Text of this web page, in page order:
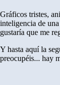
Gráficos tristes,
inteligencia de
gustaría que me
Y hasta aquí la
preocupéis... hay